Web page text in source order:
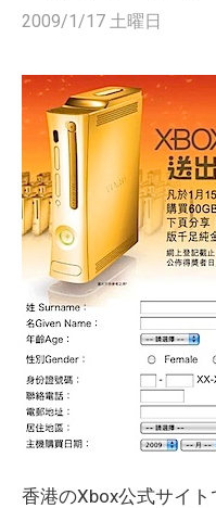
2009/1/17 土曜日
香港のXbox公式サイ